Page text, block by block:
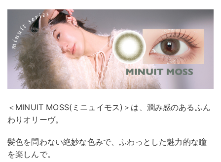
＜MINUIT MOSS(ミニュイモス)＞は、潤み感のあるふん
わりオリーヴ。
髪色を問わない絶妙な色みで、ふわっとした魅力的な瞳
を楽しんで。